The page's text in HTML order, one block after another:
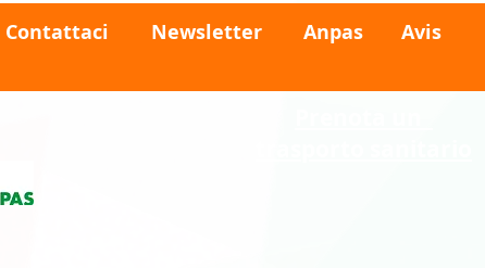
Contattaci Newsletter Anpas Avis